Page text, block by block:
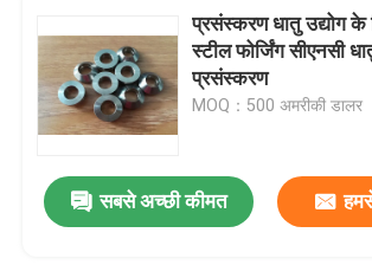
मोटर वाहन तेल जवानों
ट्रक तेल जवानों
प्रसंस्करण धातु उद्योग के
स्टील फोर्जिंग सीएनसी
प्रसंस्करण
MOQ：500 अमरीकी डालर
सबसे अच्छी कीमत